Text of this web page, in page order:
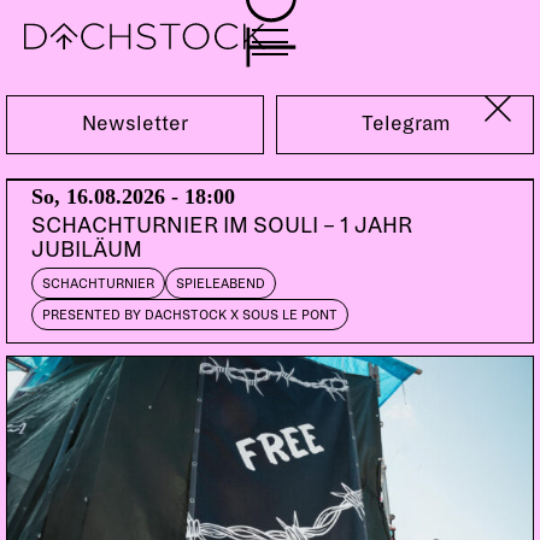
Fr, 15.03.2024
Newsletter Telegram
So, 16.08.2026 - 18:00
SCHACHTURNIER IM SOULI – 1 JAHR
JUBILÄUM
SCHACHTURNIER SPIELEABEND
PRESENTED BY DACHSTOCK X SOUS LE PONT